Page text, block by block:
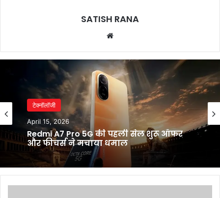
SATISH RANA
टेक्नॉलॉजी
April 15, 2026
Redmi A7 Pro 5G की पहली सेल शुरू ऑफर
और फीचर्स ने मचाया धमाल